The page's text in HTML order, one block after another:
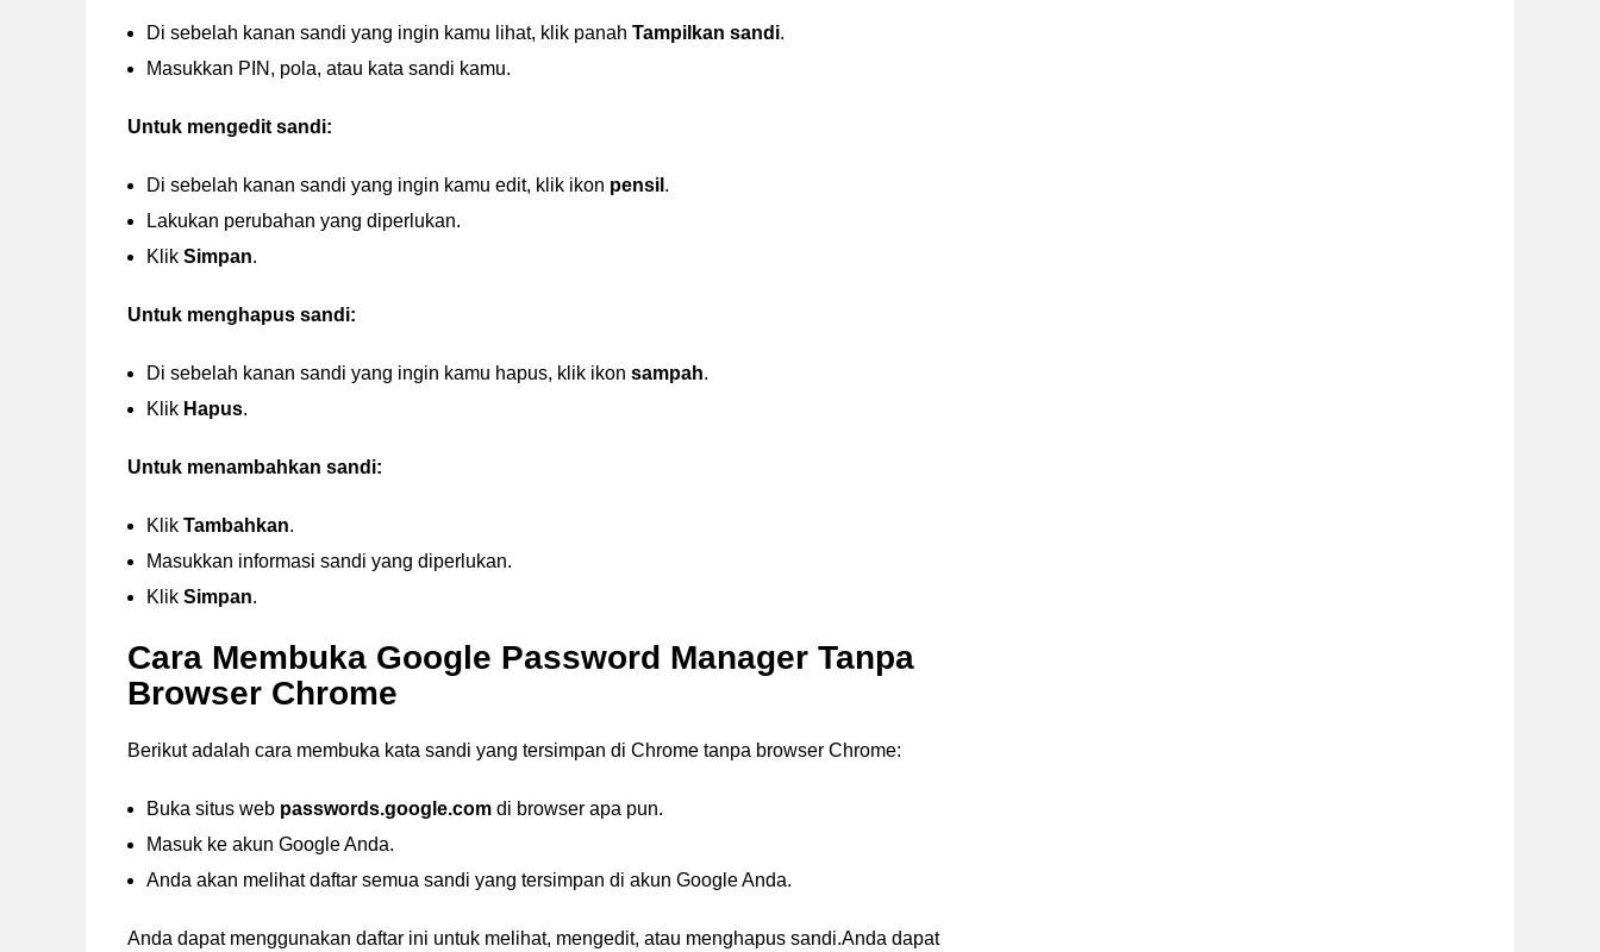
Di sebelah kanan sandi yang ingin kamu lihat, klik panah Tampilkan sandi.
Masukkan PIN, pola, atau kata sandi kamu.
Untuk mengedit sandi:
Di sebelah kanan sandi yang ingin kamu edit, klik ikon pensil .
Lakukan perubahan yang diperlukan.
Klik Simpan.
Untuk menghapus sandi:
Di sebelah kanan sandi yang ingin kamu hapus, klik ikon sampah.
Klik Hapus.
Untuk menambahkan sandi:
Klik Tambahkan.
Masukkan informasi sandi yang diperlukan.
Klik Simpan.
Cara Membuka Google Password Manager Tanpa
Browser Chrome
Berikut adalah cara membuka kata sandi yang tersimpan di Chrome tanpa browser Chrome:
Buka situs web passwords.google.com di browser apa pun.
Masuk ke akun Google Anda.
Anda akan melihat daftar semua sandi yang tersimpan di akun Google Anda.
Anda dapat menggunakan daftar ini untuk melihat, mengedit, atau menghapus sandi.Anda dapat